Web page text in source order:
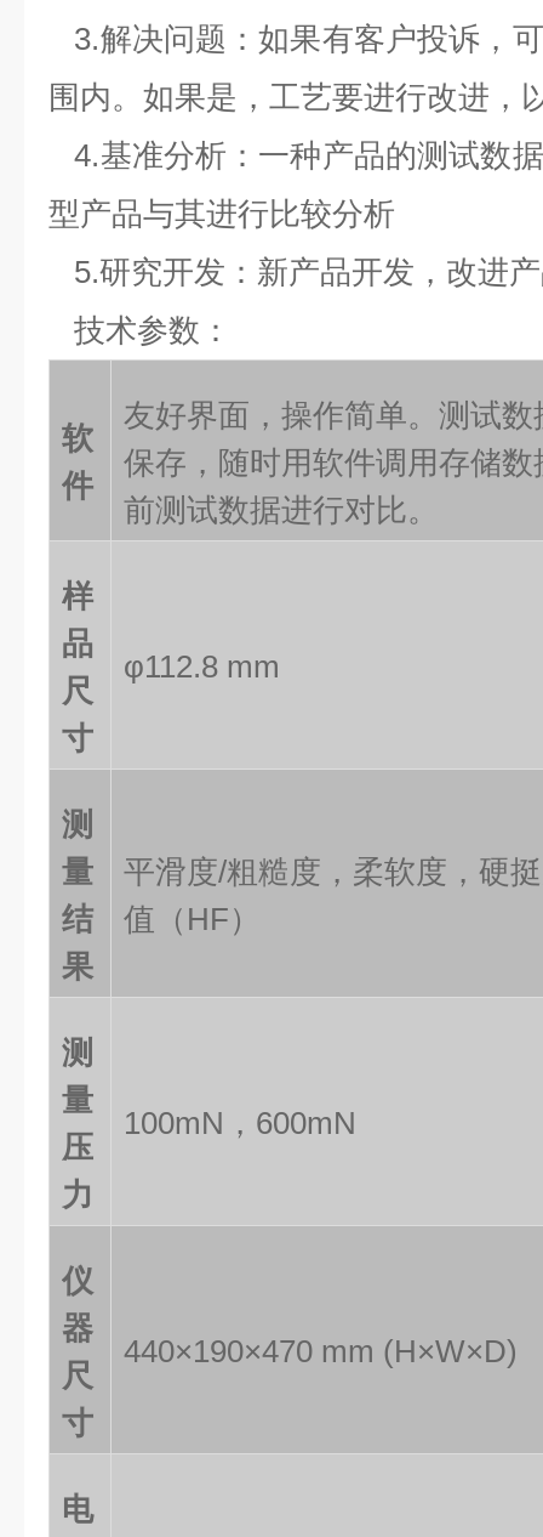
3.解决问题：如果有客户投诉，
围内。如果是，工艺要进行改进，
4.基准分析：一种产品的测试数
型产品与其进行比较分析
5.研究开发：新产品开发，改进
技术参数：
软
件
友好界面，操作简单。测试数
保存，随时用软件调用存储数
前测试数据进行对比。
样
品
尺
寸
φ112.8 mm
测
量
结
果
平滑度/粗糙度，柔软度，硬
值（HF）
测
量
压
力
100mN，600mN
仪
器
尺
寸
440×190×470 mm (H×W×D)
电